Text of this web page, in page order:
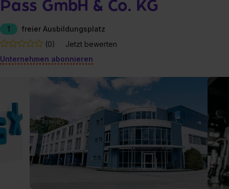
1
freier Ausbildungsplatz
(0)
Jetzt bewerten
Unternehmen abonnieren